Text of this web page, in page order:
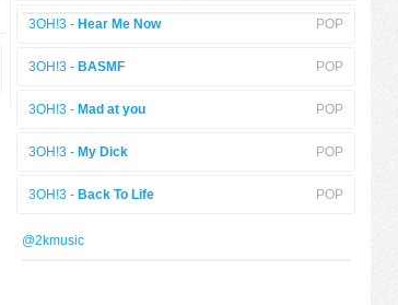
POP
3OH!3 - Hear Me Now
POP
3OH!3 - BASMF
POP
3OH!3 - Mad at you
POP
3OH!3 - My Dick
POP
3OH!3 - Back To Life
@2kmusic